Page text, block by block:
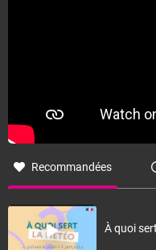
Recommandées
À quoi